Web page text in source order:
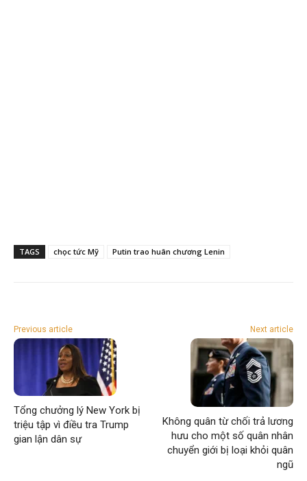
TAGS chọc tức Mỹ Putin trao huân chương Lenin
Previous article
Tổng chưởng lý New York bị
triệu tập vì điều tra Trump
gian lận dân sự
Next article
Không quân từ chối trả lương
hưu cho một số quân nhân
chuyển giới bị loại khỏi quân
ngũ